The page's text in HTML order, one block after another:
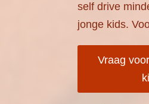
self drive
jonge kids.
Vraag